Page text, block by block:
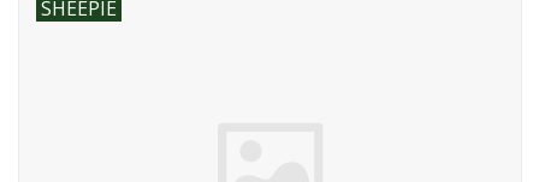
SHEEPIE